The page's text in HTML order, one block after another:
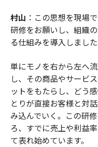
村山 ：この思想を現場
研修をお願いし、組織
る仕組みを導入しました
単にモノを右から左へ
し、その商品やサービ
ットをもたらし、どう
とりが直接お客様と対
み込んでいく。この研
ろ、すでに売上や利益
て表れ始めています。